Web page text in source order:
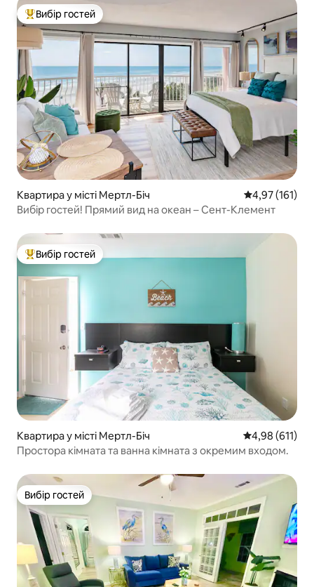
Топ вибір гостей
Вибір гостей
Квартира у місті Мертл-Біч Середня
4,97 (161)
Вибір гостей! Прямий вид на океан – Сент-Клемент
Топ вибір гостей
Вибір гостей
Квартира у місті Мертл-Біч Середня
4,98 (611)
Простора кімната та ванна кімната з окремим входом.
Вибір гостей
Вибір гостей